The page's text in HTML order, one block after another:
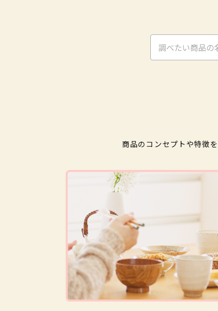
商品のコンセプトや特徴